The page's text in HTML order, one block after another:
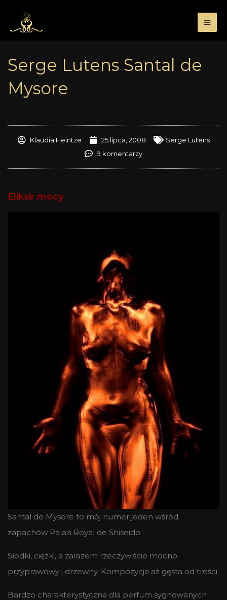
treści
Serge Lutens Santal de
Mysore
Klaudia Heintze 25 lipca, 2008
Serge Lutens
9 komentarzy
Eliksir mocy
Santal de Mysore to mój numer jeden wśród
zapachów Palais Royal de Shiseido.
Słodki, ciężki, a zarazem rzeczywiście mocno
przyprawowy i drzewny. Kompozycja aż gęsta od treści.
Bardzo charakterystyczna dla perfum sygnowanych